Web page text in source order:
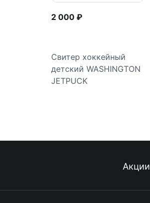
Подробнее
2 000 ₽
Свитер хоккейный
детский WASHINGTON
JETPUCK
Акции